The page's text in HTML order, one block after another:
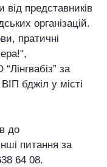
представників
організацій.
пратичні
за
бджіл у місті
до
питання за
64 08.